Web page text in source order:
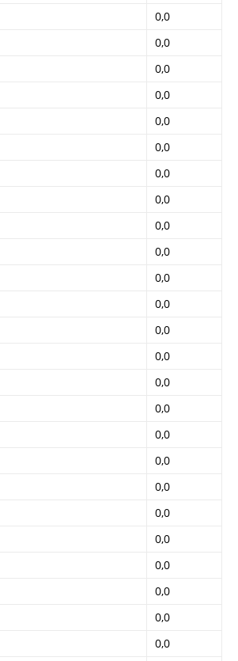
0,0
0,0
0,0
0,0
0,0
0,0
0,0
0,0
0,0
0,0
0,0
0,0
0,0
0,0
0,0
0,0
0,0
0,0
0,0
0,0
0,0
0,0
0,0
0,0
0,0